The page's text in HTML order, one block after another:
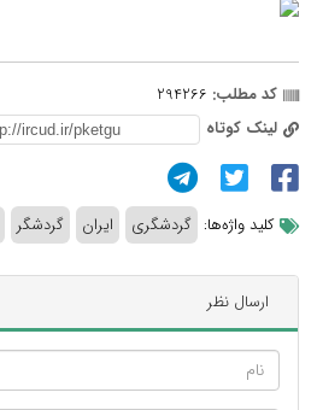
کد مطلب: 294266
لینک کوتاه
کلید واژه‌ها: گردشگری ایران گردشگر
ارسال نظر